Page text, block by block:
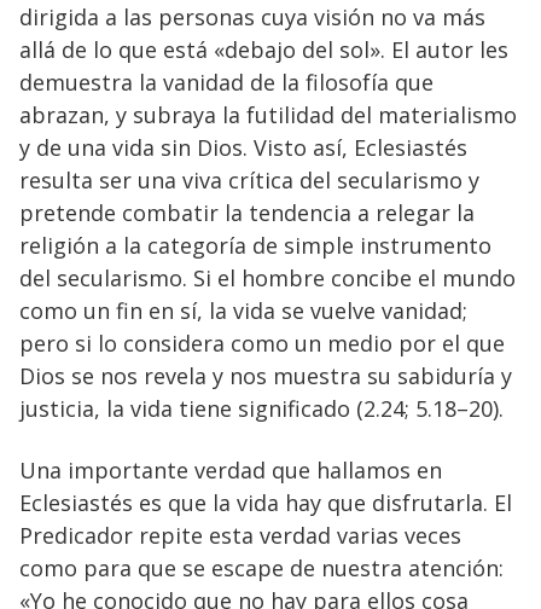
dirigida a las personas cuya visión no va más
allá de lo que está «debajo del sol». El autor les
demuestra la vanidad de la filosofía que
abrazan, y subraya la futilidad del materialismo
y de una vida sin Dios. Visto así, Eclesiastés
resulta ser una viva crítica del secularismo y
pretende combatir la tendencia a relegar la
religión a la categoría de simple instrumento
del secularismo. Si el hombre concibe el mundo
como un fin en sí, la vida se vuelve vanidad;
pero si lo considera como un medio por el que
Dios se nos revela y nos muestra su sabiduría y
justicia, la vida tiene significado (2.24; 5.18–20).
Una importante verdad que hallamos en
Eclesiastés es que la vida hay que disfrutarla. El
Predicador repite esta verdad varias veces
como para que se escape de nuestra atención:
«Yo he conocido que no hay para ellos cosa